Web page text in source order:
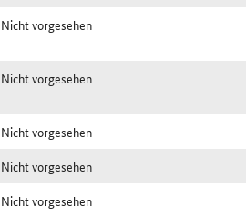
Nicht vorgesehen
Nicht vorgesehen
Nicht vorgesehen
Nicht vorgesehen
Nicht vorgesehen